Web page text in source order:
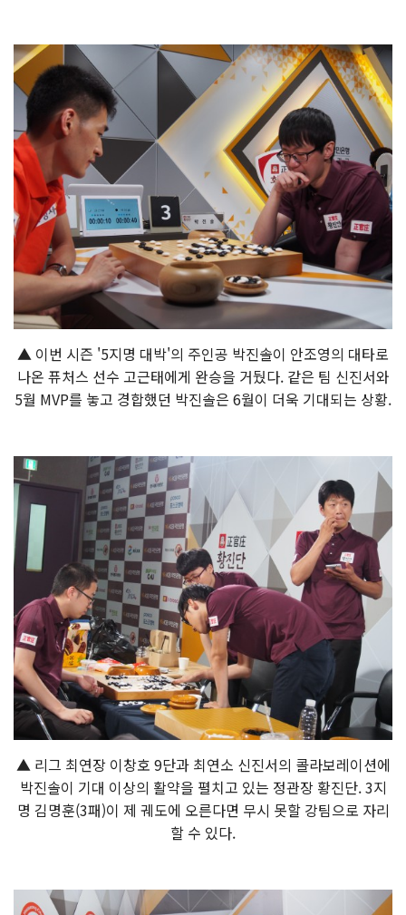
▲ 이번 시즌 '5지명 대박'의 주인공 박진솔이 안조영의 대타로
나온 퓨처스 선수 고근태에게 완승을 거뒀다. 같은 팀 신진서와
5월 MVP를 놓고 경합했던 박진솔은 6월이 더욱 기대되는 상황.
▲ 리그 최연장 이창호 9단과 최연소 신진서의 콜라보레이션에
박진솔이 기대 이상의 활약을 펼치고 있는 정관장 황진단. 3지
명 김명훈(3패)이 제 궤도에 오른다면 무시 못할 강팀으로 자리
할 수 있다.